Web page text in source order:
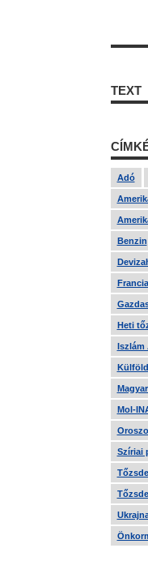
TEXT
Adó
Benzin
Heti
Iszlám
Mol-
Szíriai